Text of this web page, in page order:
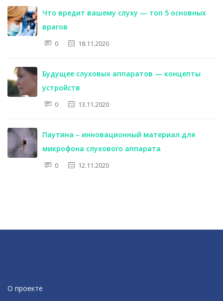
Что вредит вашему слуху — топ 5 основных
врагов
0 18.11.2020
Будущее слуховых аппаратов — концепты
устройств
0 13.11.2020
Паутина – инновационный материал для
микрофона слухового аппарата
0 12.11.2020
О проекте